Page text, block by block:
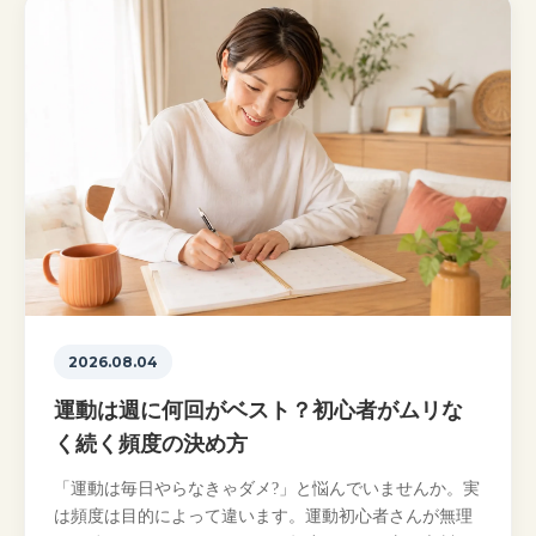
2026.08.04
運動は週に何回がベスト？初心者がムリな
く続く頻度の決め方
「運動は毎日やらなきゃダメ?」と悩んでいませんか。実
は頻度は目的によって違います。運動初心者さんが無理